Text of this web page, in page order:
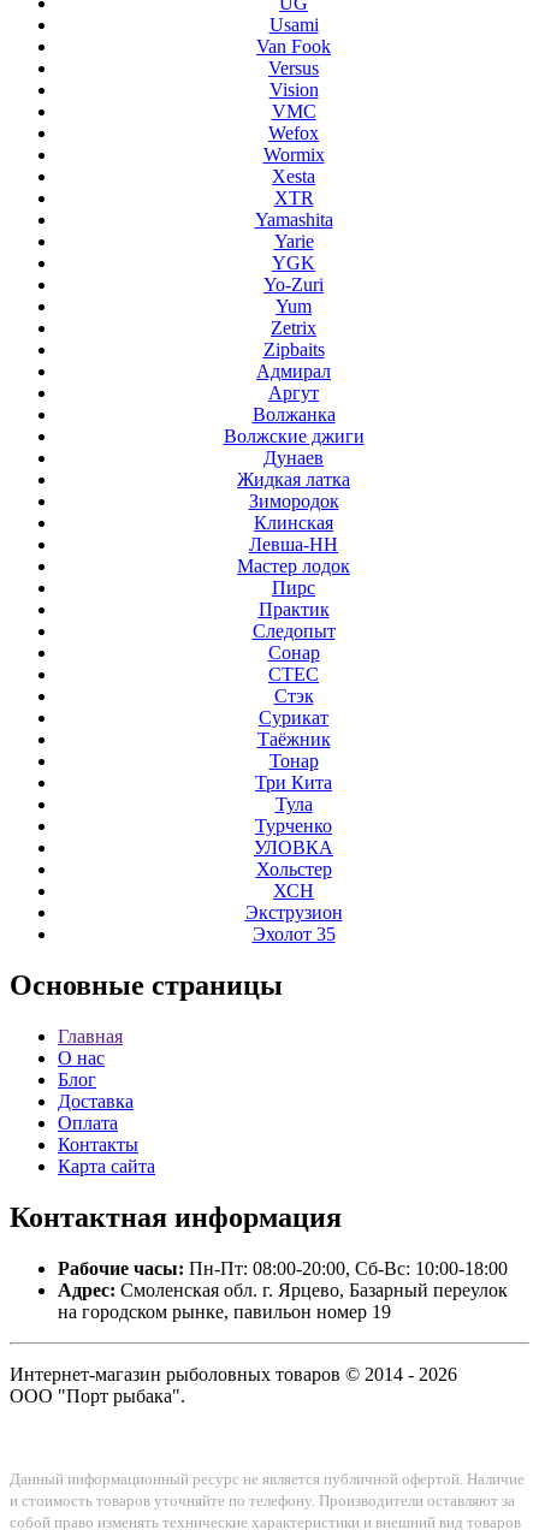
Usami
Van Fook
Versus
Vision
VMC
Wefox
Wormix
Xesta
XTR
Yamashita
Yarie
YGK
Yo-Zuri
Yum
Zetrix
Zipbaits
Адмирал
Аргут
Волжанка
Волжские джиги
Дунаев
Жидкая латка
Зимородок
Клинская
Левша-НН
Мастер лодок
Пирс
Практик
Следопыт
Сонар
СТЕС
Стэк
Сурикат
Таёжник
Тонар
Три Кита
Тула
Турченко
УЛОВКА
Хольстер
ХСН
Экструзион
Эхолот 35
Основные страницы
Главная
О нас
Блог
Доставка
Оплата
Контакты
Карта сайта
Контактная информация
Рабочие часы: Пн-Пт: 08:00-20:00, Сб-Вс: 10:00-18:00
Адрес: Смоленская обл. г. Ярцево, Базарный переулок
на городском рынке, павильон номер 19
Интернет-магазин рыболовных товаров © 2014 - 2026
ООО "Порт рыбака".
Данный информационный ресурс не является публичной офертой. Наличие
и стоимость товаров уточняйте по телефону. Производители оставляют за
собой право изменять технические характеристики и внешний вид товаров